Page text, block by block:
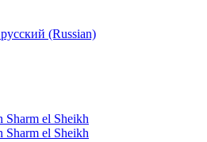
русский (Russian)